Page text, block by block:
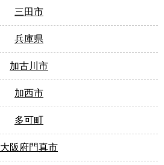
三田市
兵庫県
加古川市
加西市
多可町
大阪府門真市